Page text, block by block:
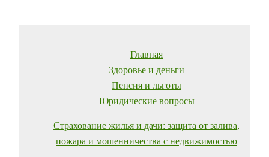
Главная
Здоровье и деньги
Пенсия и льготы
Юридические вопросы
Страхование жилья и дачи: защита от залива,
пожара и мошенничества с недвижимостью